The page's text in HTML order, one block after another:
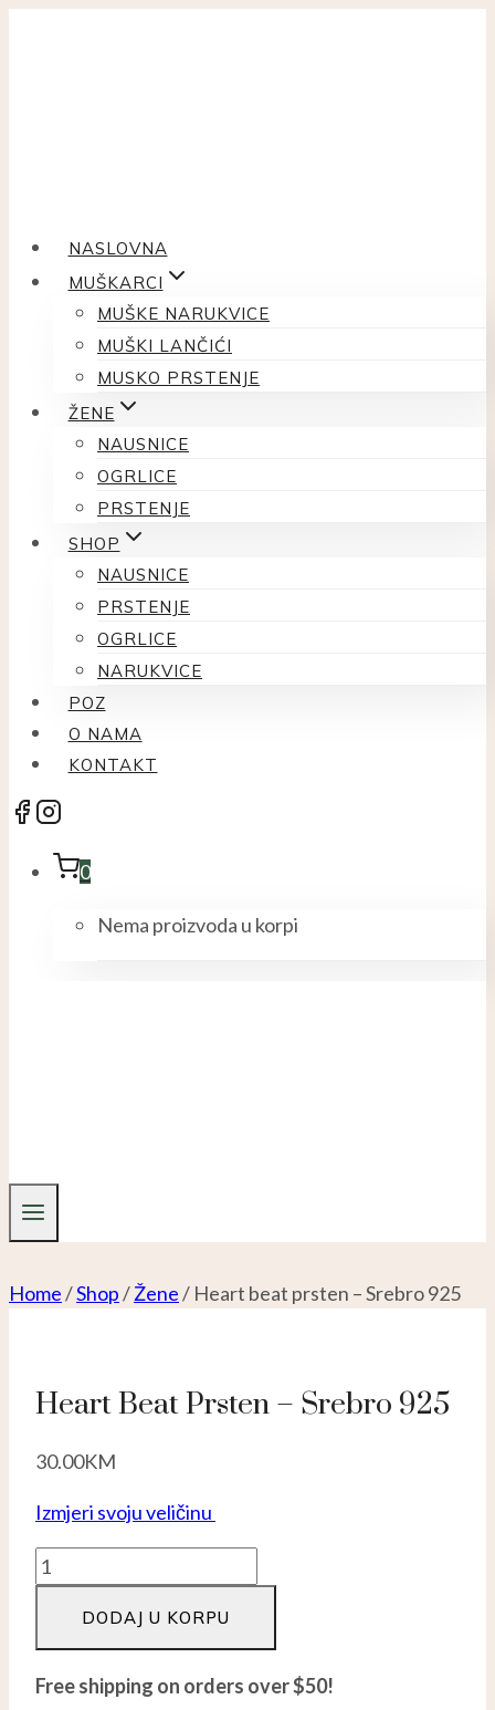
NASLOVNA
MUŠKARCI
MUŠKE NARUKVICE
MUŠKI LANČIĆI
MUSKO PRSTENJE
ŽENE
NAUSNICE
OGRLICE
PRSTENJE
SHOP
NAUSNICE
PRSTENJE
OGRLICE
NARUKVICE
POZ
O NAMA
KONTAKT
0
Nema proizvoda u korpi
Home/Shop/Žene/ Heart beat prsten – Srebro 925
Heart Beat Prsten – Srebro 925
30.00KM
Izmjeri svoju veličinu
Heart
beat
prsten
-
Srebro
DODAJ U KORPU
Free shipping on orders over $50!